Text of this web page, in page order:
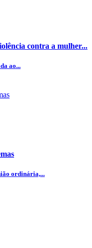
contra a mulher...
ao...
ordinária,...